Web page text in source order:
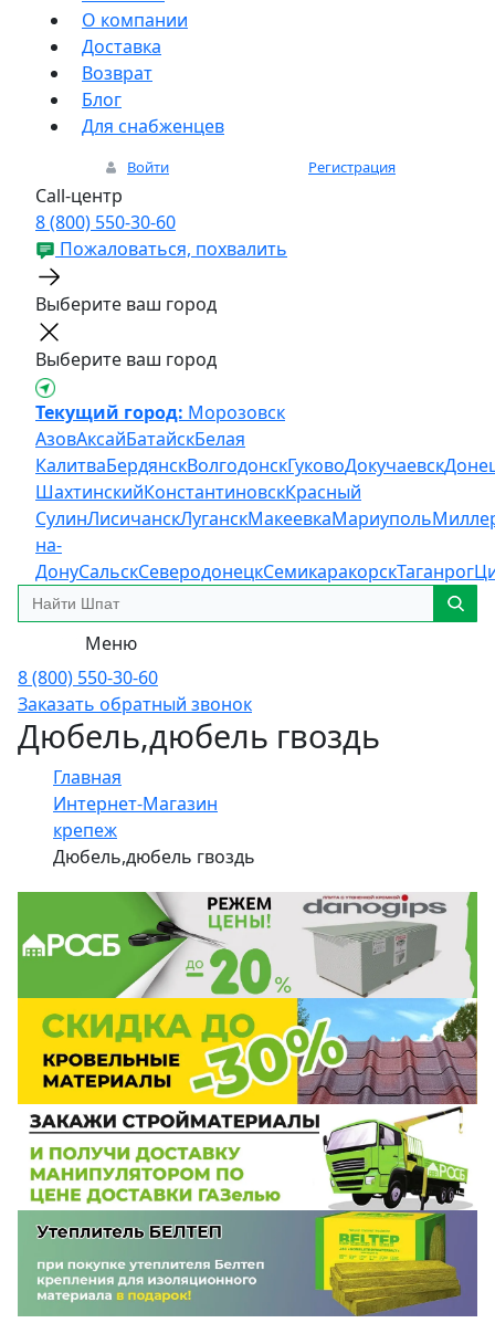
О компании
Доставка
Возврат
Блог
Для снабженцев
Войти Регистрация
Call-центр
8 (800) 550-30-60
Пожаловаться, похвалить
Выберите ваш город
Выберите ваш город
Текущий город: Морозовск
АзовАксайБатайскБелая
КалитваБердянскВолгодонскГуковоДокучаевск
ШахтинскийКонстантиновскКрасный
СулинЛисичанскЛуганскМакеевкаМариуполь
на-
ДонуСальскСеверодонецкСемикаракорскТаганрог
Меню
8 (800) 550-30-60
Заказать обратный звонок
Дюбель,дюбель гвоздь
Главная
Интернет-Магазин
крепеж
Дюбель,дюбель гвоздь